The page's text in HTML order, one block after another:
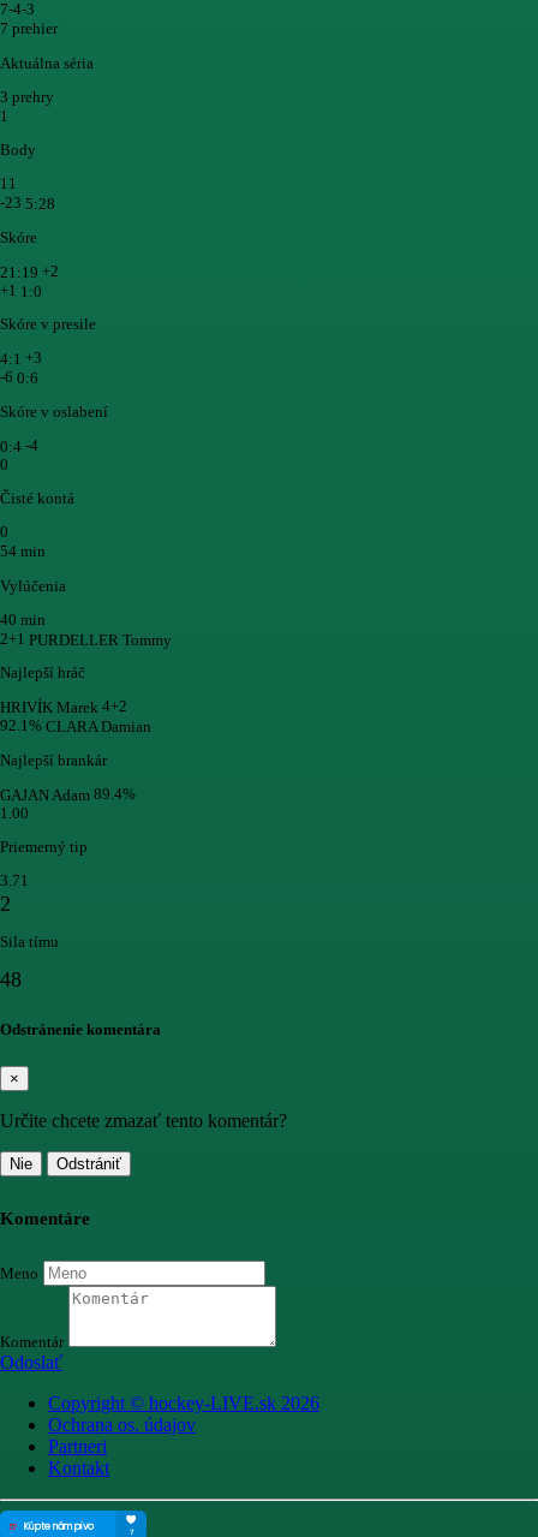
7-4-3
7 prehier
Aktuálna séria
3 prehry
1
Body
11
-23 5:28
Skóre
21:19 +2
+1 1:0
Skóre v presile
4:1 +3
-6 0:6
Skóre v oslabení
0:4 -4
0
Čisté kontá
0
54 min
Vylúčenia
40 min
2+1 PURDELLER Tommy
Najlepší hráč
HRIVÍK Marek 4+2
92.1% CLARA Damian
Najlepší brankár
GAJAN Adam 89.4%
1.00
Priemerný tip
3.71
2
Sila tímu
48
Odstránenie komentára
×
Určite chcete zmazať tento komentár?
Nie Odstrániť
Komentáre
Meno
Komentár
Odoslať
Copyright © hockey-LIVE.sk 2026
Ochrana os. údajov
Partneri
Kontakt